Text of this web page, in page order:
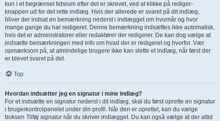
kun i et begrænset tidsrum efter det er skrevet, ved at klikke på rediger-
knappen ud for det rette indlæg. Hvis der allerede er svaret på dit indlæg,
bliver der indsat en bemærkning nederst i indlægget om hvornår og hvor
mange gange du har redigeret. Denne bemærkning indsættes ikke automatisk,
hvis det er administratorer eller redaktører der redigerer. De kan dog vælge at
indsætte bemærkningen med info om hvad der er redigeret og hvorfor. Vær
opmærksom på, at almindelige brugere ikke kan slette et indlæg, når først der
er blevet svaret på det.
Top
Hvordan indsætter jeg en signatur i mine indlæg?
For et indsætte en signatur nederst i dit indlæg, skal du først oprette en signatur
i brugerkontrolpanelet under din profil. Når den er oprettet, kan du vælge
boksen Tilføj signaturnår du skriver indlægget. Du kan også vælge at der altid